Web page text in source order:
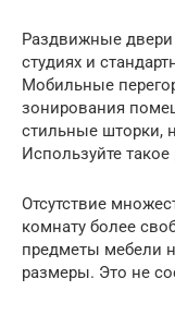
Раздвижные
студиях и
Мобильные
зонирования
стильные шторки,
Используйте
Отсутствие
комнату более
предметы мебели
размеры. Это не